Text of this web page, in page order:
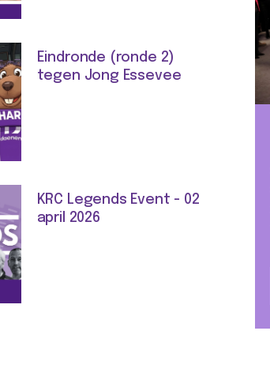
Eindronde (ronde 2)
tegen Jong Essevee
KRC Legends Event - 02
april 2026